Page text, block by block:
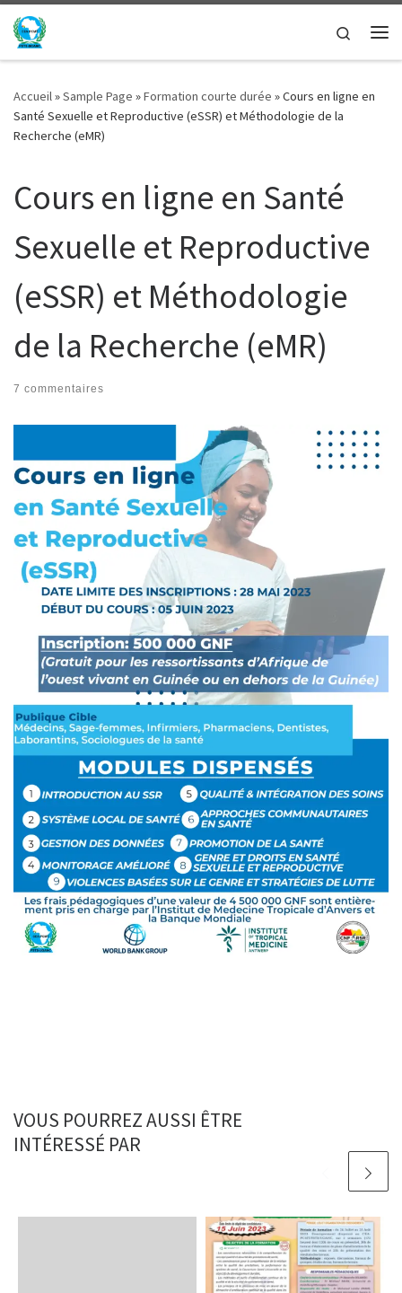
Passer au contenu
Search
Accueil»Sample Page »Formation courte durée »Cours en ligne en
Santé Sexuelle et Reproductive (eSSR) et Méthodologie de la
Recherche (eMR)
Cours en ligne en Santé
Sexuelle et Reproductive
(eSSR) et Méthodologie
de la Recherche (eMR)
7 commentaires
VOUS POURREZ AUSSI ÊTRE
INTÉRESSÉ PAR